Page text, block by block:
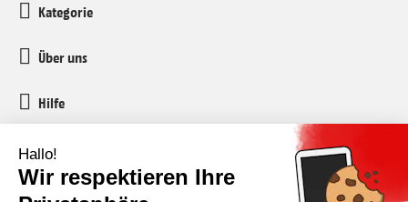
Kategorie
Über uns
Hilfe
Kundenservice
media-markt-refurbished@recommerce.com